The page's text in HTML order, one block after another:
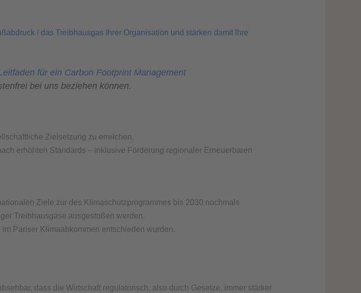
/ das Treibhausgas Ihrer Organisation und stärken damit Ihre
für ein Carbon Footprint Management
bei uns beziehen können.
Zielsetzung zu erreichen.
erhöhten Standards – inklusive Förderung regionaler Erneuerbaren
Ziele zur des Klimaschutzprogrammes bis 2030 nochmals
Treibhausgase ausgestoßen werden.
Pariser Klimaabkommen entschieden wurden.
dass die Wirtschaft regulatorisch, also durch Gesetze, immer stärker